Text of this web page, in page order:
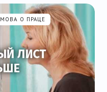
О ПРАЦЕ